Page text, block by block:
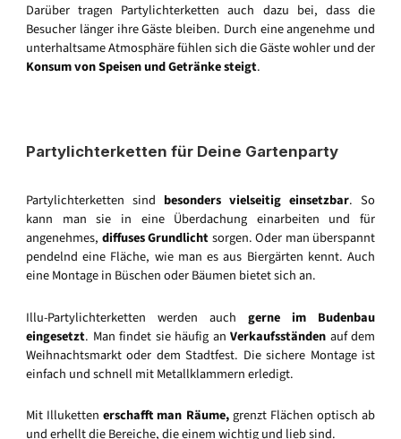
Darüber tragen Partylichterketten auch dazu bei, dass die
Besucher länger ihre Gäste bleiben. Durch eine angenehme und
unterhaltsame Atmosphäre fühlen sich die Gäste wohler und der
Konsum von Speisen und Getränke steigt.
Partylichterketten für Deine Gartenparty
Partylichterketten sind besonders vielseitig einsetzbar. So
kann man sie in eine Überdachung einarbeiten und für
angenehmes, diffuses Grundlichtsorgen. Oder man überspannt
pendelnd eine Fläche, wie man es aus Biergärten kennt. Auch
eine Montage in Büschen oder Bäumen bietet sich an.
Illu-Partylichterketten werden auch gerne im Budenbau
eingesetzt. Man findet sie häufig an Verkaufsständen auf dem
Weihnachtsmarkt oder dem Stadtfest. Die sichere Montage ist
einfach und schnell mit Metallklammern erledigt.
Mit Illukettenerschafft man Räume,grenzt Flächen optisch ab
und erhellt die Bereiche, die einem wichtig und lieb sind.